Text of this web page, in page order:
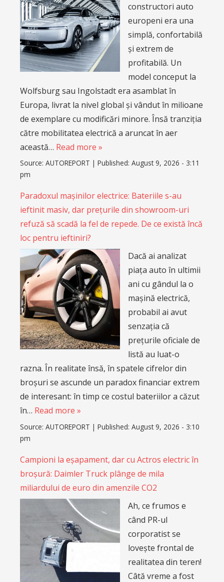
constructori auto
europeni era una
simplă, confortabilă
și extrem de
profitabilă. Un
model conceput la
Wolfsburg sau Ingolstadt era asamblat în
Europa, livrat la nivel global și vândut în milioane
de exemplare cu modificări minore. Însă tranziția
către mobilitatea electrică a aruncat în aer
această… Read more »
Source: AUTOREPORT | Published: August 9, 2026 - 3:11
pm
Paradoxul mașinilor electrice: Bateriile s-au
ieftinit masiv, dar prețurile din showroom-uri
refuză să scadă la fel de repede. De ce există încă
loc pentru ieftiniri?
Dacă ai analizat
piața auto în ultimii
ani cu gândul la o
mașină electrică,
probabil ai avut
senzația că
prețurile oficiale de
listă au luat-o
razna. În realitate însă, în spatele cifrelor din
broșuri se ascunde un paradox financiar extrem
de interesant: în timp ce costul bateriilor a căzut
în… Read more »
Source: AUTOREPORT | Published: August 9, 2026 - 3:10
pm
Campioni la eșapament, dar cu Actros electric în
broșură: Daimler Truck plânge de mila
miliardului de euro din amenzile CO2
Ah, ce frumos e
când PR-ul
corporatist se
lovește frontal de
realitatea din teren!
Câtă vreme a fost